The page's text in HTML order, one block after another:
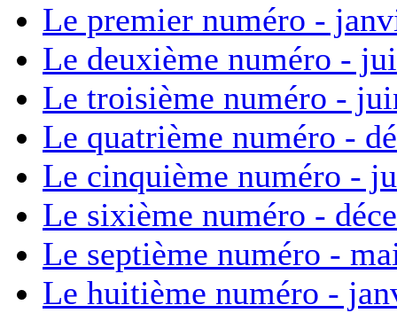
Le premier numéro -
Le deuxième numéro -
Le troisième numéro -
Le quatrième numéro -
Le cinquième numéro -
Le sixième numéro -
Le septième numéro -
Le huitième numéro -